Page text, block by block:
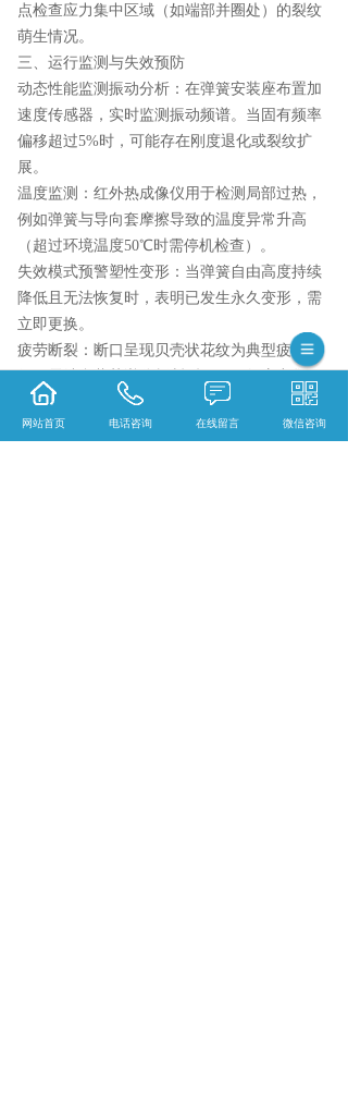
点检查应力集中区域（如端部并圈处）的裂纹
萌生情况。
三、运行监测与失效预防
动态性能监测振动分析：在弹簧安装座布置加
速度传感器，实时监测振动频谱。当固有频率
偏移超过5%时，可能存在刚度退化或裂纹扩
展。
温度监测：红外热成像仪用于检测局部过热，
例如弹簧与导向套摩擦导致的温度异常升高
（超过环境温度50℃时需停机检查）。
失效模式预警塑性变形：当弹簧自由高度持续
降低且无法恢复时，表明已发生永久变形，需
立即更换。
疲劳断裂：断口呈现贝壳状花纹为典型疲劳特
征，需结合载荷谱分析断裂原因（如应力集
中、材料缺陷等）。
松弛失效：高温环境下弹簧应力随时间衰减，
网站首页 电话咨询 在线留言 微信咨询